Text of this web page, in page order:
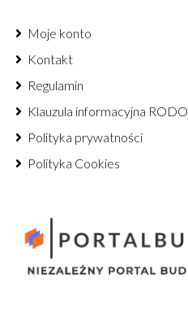
Moje konto
Kontakt
Regulamin
Klauzula informacyjna RODO
Polityka prywatności
Polityka Cookies